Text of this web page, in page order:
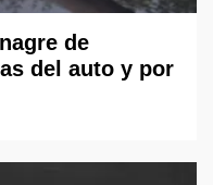
de
del auto y por